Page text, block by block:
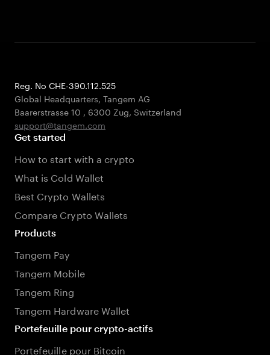
Reg. No CHE-390.112.525
Global Headquarters, Tangem AG
Baarerstrasse 10 , 6300 Zug, Switzerland
support@tangem.com
Get started
How to start with a crypto
What is Cold Wallet
Best Crypto Wallets
Compare Crypto Wallets
Products
Tangem Pay
Tangem Mobile
Tangem Ring
Tangem Hardware Wallet
Portefeuille pour crypto-actifs
Portefeuille pour Bitcoin